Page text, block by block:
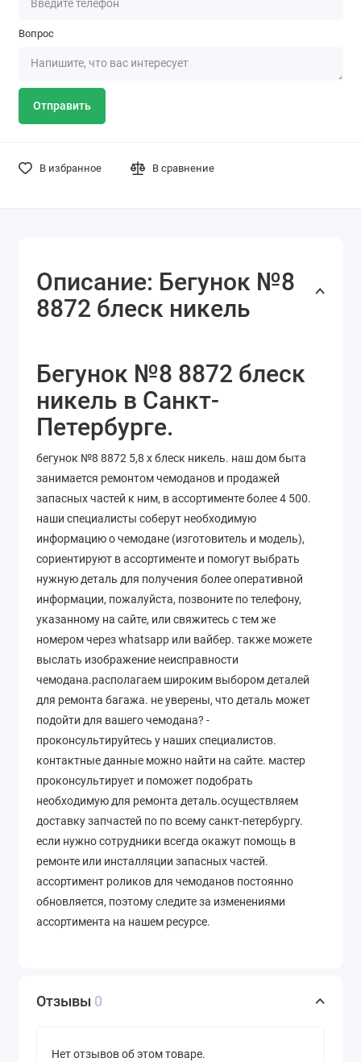
Вопрос
Отправить
В избранное В сравнение
Описание: Бегунок №8
8872 блеск никель
Бегунок №8 8872 блеск
никель в Санкт-
Петербурге.
бегунок №8 8872 5,8 х блеск никель. наш дом быта
занимается ремонтом чемоданов и продажей
запасных частей к ним, в ассортименте более 4 500.
наши специалисты соберут необходимую
информацию о чемодане (изготовитель и модель),
сориентируют в ассортименте и помогут выбрать
нужную деталь для получения более оперативной
информации, пожалуйста, позвоните по телефону,
указанному на сайте, или свяжитесь с тем же
номером через whatsapp или вайбер. также можете
выслать изображение неисправности
чемодана.располагаем широким выбором деталей
для ремонта багажа. не уверены, что деталь может
подойти для вашего чемодана? -
проконсультируйтесь у наших специалистов.
контактные данные можно найти на сайте. мастер
проконсультирует и поможет подобрать
необходимую для ремонта деталь.осуществляем
доставку запчастей по по всему санкт-петербургу.
если нужно сотрудники всегда окажут помощь в
ремонте или инсталляции запасных частей.
ассортимент роликов для чемоданов постоянно
обновляется, поэтому следите за изменениями
ассортимента на нашем ресурсе.
Отзывы 0
Нет отзывов об этом товаре.